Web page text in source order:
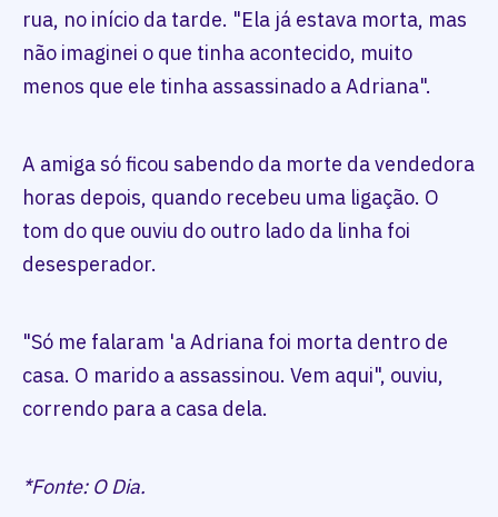
rua, no início da tarde. "Ela já estava morta, mas
não imaginei o que tinha acontecido, muito
menos que ele tinha assassinado a Adriana".
A amiga só ficou sabendo da morte da vendedora
horas depois, quando recebeu uma ligação. O
tom do que ouviu do outro lado da linha foi
desesperador.
"Só me falaram 'a Adriana foi morta dentro de
casa. O marido a assassinou. Vem aqui", ouviu,
correndo para a casa dela.
*Fonte: O Dia.